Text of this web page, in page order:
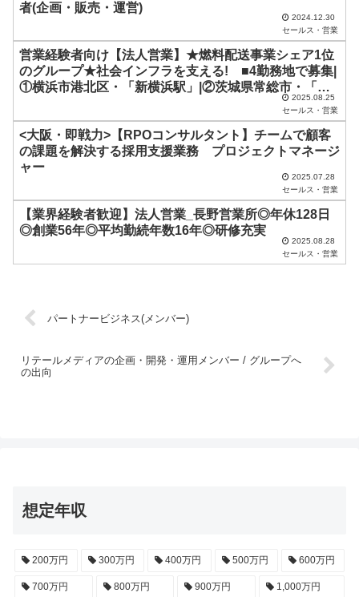
し
て
く
だ
い
。
者(企画・販売・運営)
2024.12.30
セールス・営業
営業経験者向け【法人営業】★燃料配送事業シェア1位
のグループ★社会インフラを支える! ■4勤務地で募集|
①横浜市港北区・「新横浜駅」|②茨城県常総市・「三
妻駅」|③埼玉県上尾市・「北上尾駅」|④栃木県宇都宮
市・「宇都宮駅」 ■想定年収350万円～450万円 ■必
須:社会人経験1年以上&営業経験3年以上(業界不問)&全
国転勤が可能な方 ■定時は17時|残業は月平均15時間
程度
2025.08.25
セールス・営業
<大阪・即戦力>【RPOコンサルタント】チームで顧客
の課題を解決する採用支援業務 プロジェクトマネージ
ャー
2025.07.28
セールス・営業
【業界経験者歓迎】法人営業_長野営業所◎年休128日
◎創業56年◎平均勤続年数16年◎研修充実
2025.08.28
セールス・営業
パートナービジネス(メンバー)
リテールメディアの企画・開発・運用メンバー / グループへ
の出向
想定年収
200万円 300万円 400万円 500万円 600万円
700万円 800万円 900万円 1,000万円